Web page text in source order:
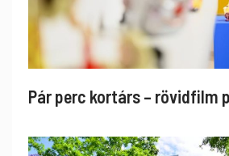
Pár perc kortárs – rövidfilm